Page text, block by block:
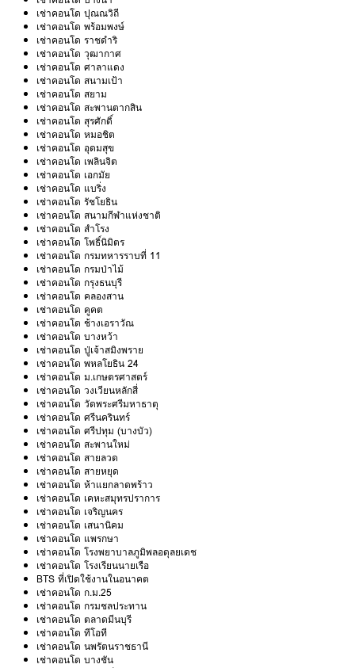
เช่าคอนโด ปุณณวิถี
เช่าคอนโด พร้อมพงษ์
เช่าคอนโด ราชดำริ
เช่าคอนโด วุฒากาศ
เช่าคอนโด ศาลาแดง
เช่าคอนโด สนามเป้า
เช่าคอนโด สยาม
เช่าคอนโด สะพานตากสิน
เช่าคอนโด สุรศักดิ์
เช่าคอนโด หมอชิต
เช่าคอนโด อุดมสุข
เช่าคอนโด เพลินจิต
เช่าคอนโด เอกมัย
เช่าคอนโด แบริ่ง
เช่าคอนโด รัชโยธิน
เช่าคอนโด สนามกีฬาแห่งชาติ
เช่าคอนโด สำโรง
เช่าคอนโด โพธิ์นิมิตร
เช่าคอนโด กรมทหารราบที่ 11
เช่าคอนโด กรมป่าไม้
เช่าคอนโด กรุงธนบุรี
เช่าคอนโด คลองสาน
เช่าคอนโด คูคต
เช่าคอนโด ช้างเอราวัณ
เช่าคอนโด บางหว้า
เช่าคอนโด ปู่เจ้าสมิงพราย
เช่าคอนโด พหลโยธิน 24
เช่าคอนโด ม.เกษตรศาสตร์
เช่าคอนโด วงเวียนหลักสี่
เช่าคอนโด วัดพระศรีมหาธาตุ
เช่าคอนโด ศรีนครินทร์
เช่าคอนโด ศรีปทุม (บางบัว)
เช่าคอนโด สะพานใหม่
เช่าคอนโด สายลวด
เช่าคอนโด สายหยุด
เช่าคอนโด ห้าแยกลาดพร้าว
เช่าคอนโด เคหะสมุทรปราการ
เช่าคอนโด เจริญนคร
เช่าคอนโด เสนานิคม
เช่าคอนโด แพรกษา
เช่าคอนโด โรงพยาบาลภูมิพลอดุลยเดช
เช่าคอนโด โรงเรียนนายเรือ
BTS ที่เปิดใช้งานในอนาคต
เช่าคอนโด ก.ม.25
เช่าคอนโด กรมชลประทาน
เช่าคอนโด ตลาดมีนบุรี
เช่าคอนโด ทีโอที
เช่าคอนโด นพรัตนราชธานี
เช่าคอนโด บางชัน